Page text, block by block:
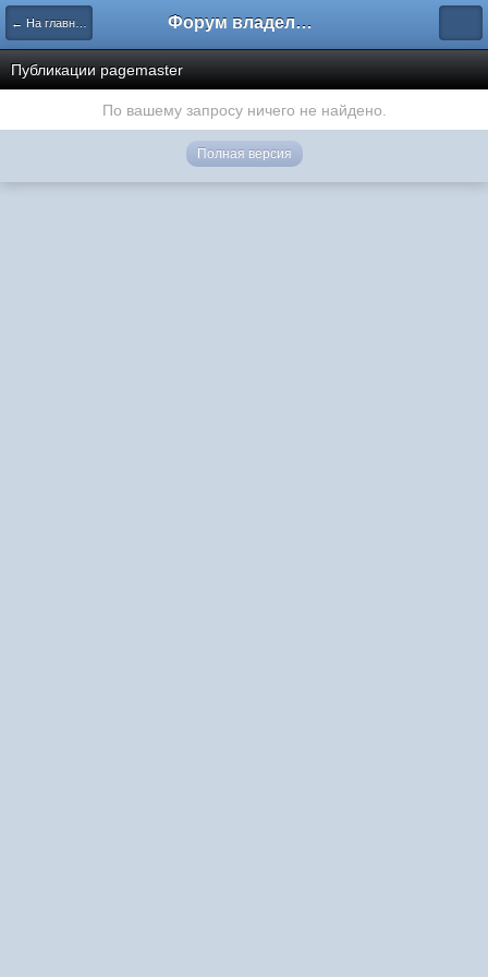
← На главную Форум владельцев интернет-магазинов
Публикации pagemaster
По вашему запросу ничего не найдено.
Полная версия